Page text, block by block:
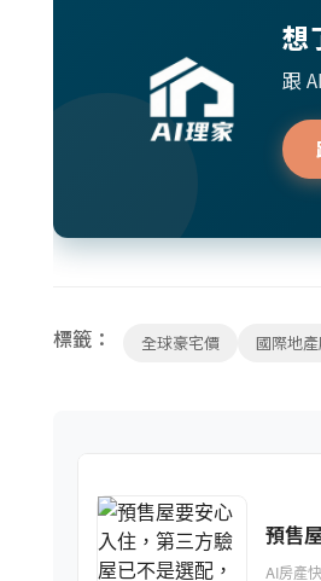
想
跟
標籤： 全球豪宅價 國際地